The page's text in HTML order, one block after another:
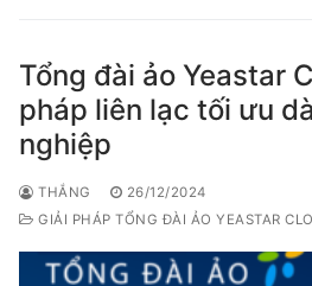
Tổng đài ảo Yeastar
pháp liên lạc tối ưu
nghiệp
THẮNG
26/12/2024
GIẢI PHÁP TỔNG ĐÀI ẢO YEASTAR